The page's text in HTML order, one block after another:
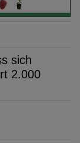
sich
2.000